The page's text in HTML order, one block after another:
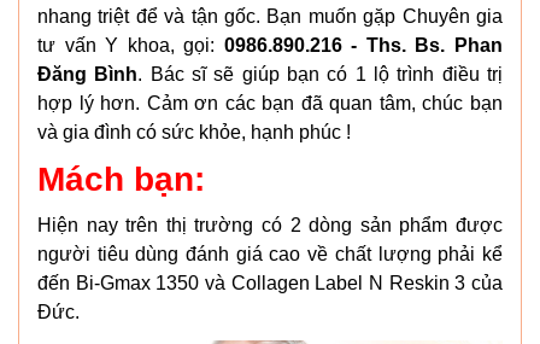
nhang triệt để và tận gốc. Bạn muốn gặp Chuyên gia
tư vấn Y khoa, gọi: 0986.890.216 - Ths. Bs. Phan
Đăng Bình. Bác sĩ sẽ giúp bạn có 1 lộ trình điều trị
hợp lý hơn. Cảm ơn các bạn đã quan tâm, chúc bạn
và gia đình có sức khỏe, hạnh phúc !
Mách bạn:
Hiện nay trên thị trường có 2 dòng sản phẩm được
người tiêu dùng đánh giá cao về chất lượng phải kể
đến Bi-Gmax 1350 và Collagen Label N Reskin 3 của
Đức.